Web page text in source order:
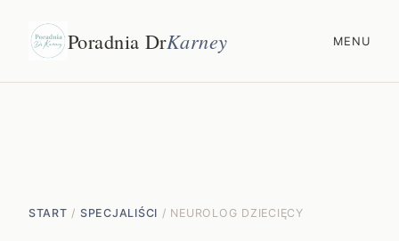
Poradnia DrKarney MENU
START / SPECJALIŚCI / NEUROLOG DZIECIĘCY